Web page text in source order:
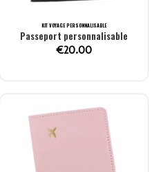
KIT VOYAGE PERSONNALISABLE
Passeport personnalisable
€20.00